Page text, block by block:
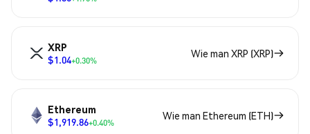
XRP
$1.04+0.30%
Wie man XRP (XRP)
Ethereum
$1,919.86+0.40%
Wie man Ethereum (ETH)